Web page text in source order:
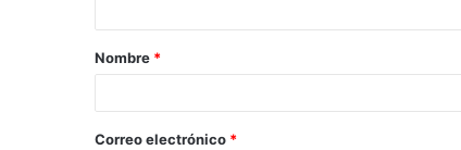
Nombre *
Correo electrónico *